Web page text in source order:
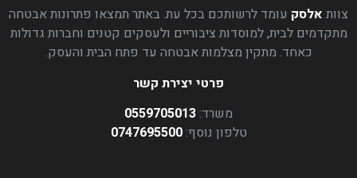
צוות אלסק עומד לרשותכם בכל עת. באתר תמצאו פתרונות אבטחה
מתקדמים לבית, למוסדות ציבוריים ולעסקים קטנים וחברות גדולות
כאחד. מתקין מצלמות אבטחה עד פתח הבית והעסק.
פרטי יצירת קשר
משרד:0559705013
טלפון נוסף:0747695500